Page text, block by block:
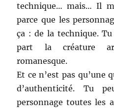
technique… mais… Il
parce que les
ça : de la technique.
part la créature
romanesque.
Et ce n’est pas qu’une
d’authenticité. Tu
personnage toutes les